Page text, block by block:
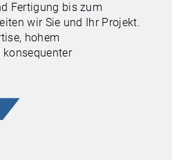
Fertigung bis zum
wir Sie und Ihr Projekt.
hohem